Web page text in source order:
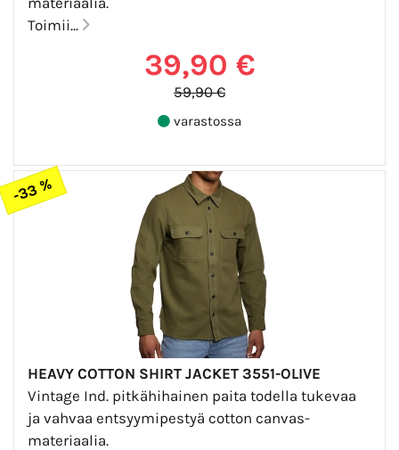
Toimii...
39,90 €
59,90 €
varastossa
-33 %
HEAVY COTTON SHIRT JACKET 3551-OLIVE
Vintage Ind. pitkähihainen paita todella tukevaa
ja vahvaa entsyymipestyä cotton canvas-
materiaalia.